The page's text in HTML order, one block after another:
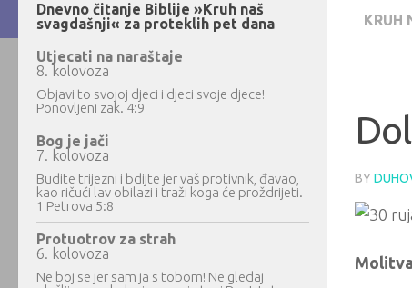
KRUH
BY
Dnevno čitanje Biblije »Kruh naš
svagdašnji« za proteklih pet dana
Utjecati na naraštaje
8. kolovoza
Objavi to svojoj djeci i djeci svoje djece!
Ponovljeni zak. 4:9
Bog je jači
7. kolovoza
Budite trijezni i bdijte jer vaš protivnik, đavao,
kao ričući lav obilazi i traži koga će proždrijeti.
1 Petrova 5:8
Protuotrov za strah
6. kolovoza
Ne boj se jer sam ja s tobom! Ne gledaj